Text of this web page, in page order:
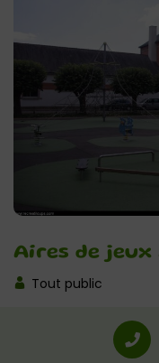
Aires de jeux
Tout public